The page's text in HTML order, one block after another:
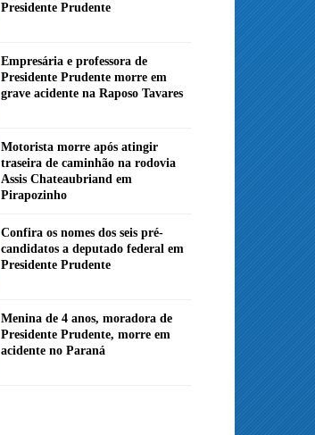
Presidente Prudente
Empresária e professora de
Presidente Prudente morre em
grave acidente na Raposo Tavares
Motorista morre após atingir
traseira de caminhão na rodovia
Assis Chateaubriand em
Pirapozinho
Confira os nomes dos seis pré-
candidatos a deputado federal em
Presidente Prudente
Menina de 4 anos, moradora de
Presidente Prudente, morre em
acidente no Paraná